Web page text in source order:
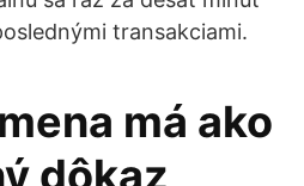
transakciami.
má ako
dôkaz